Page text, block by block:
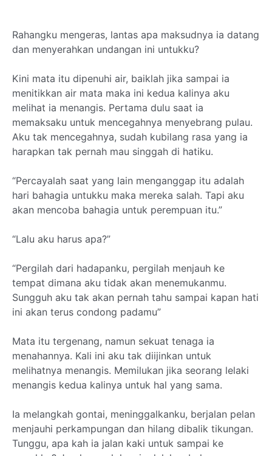
Rahangku mengeras, lantas apa maksudnya ia datang
dan menyerahkan undangan ini untukku?
Kini mata itu dipenuhi air, baiklah jika sampai ia
menitikkan air mata maka ini kedua kalinya aku
melihat ia menangis. Pertama dulu saat ia
memaksaku untuk mencegahnya menyebrang pulau.
Aku tak mencegahnya, sudah kubilang rasa yang ia
harapkan tak pernah mau singgah di hatiku.
“Percayalah saat yang lain menganggap itu adalah
hari bahagia untukku maka mereka salah. Tapi aku
akan mencoba bahagia untuk perempuan itu.”
“Lalu aku harus apa?”
“Pergilah dari hadapanku, pergilah menjauh ke
tempat dimana aku tidak akan menemukanmu.
Sungguh aku tak akan pernah tahu sampai kapan hati
ini akan terus condong padamu”
Mata itu tergenang, namun sekuat tenaga ia
menahannya. Kali ini aku tak diijinkan untuk
melihatnya menangis. Memilukan jika seorang lelaki
menangis kedua kalinya untuk hal yang sama.
Ia melangkah gontai, meninggalkanku, berjalan pelan
menjauhi perkampungan dan hilang dibalik tikungan.
Tunggu, apa kah ia jalan kaki untuk sampai ke